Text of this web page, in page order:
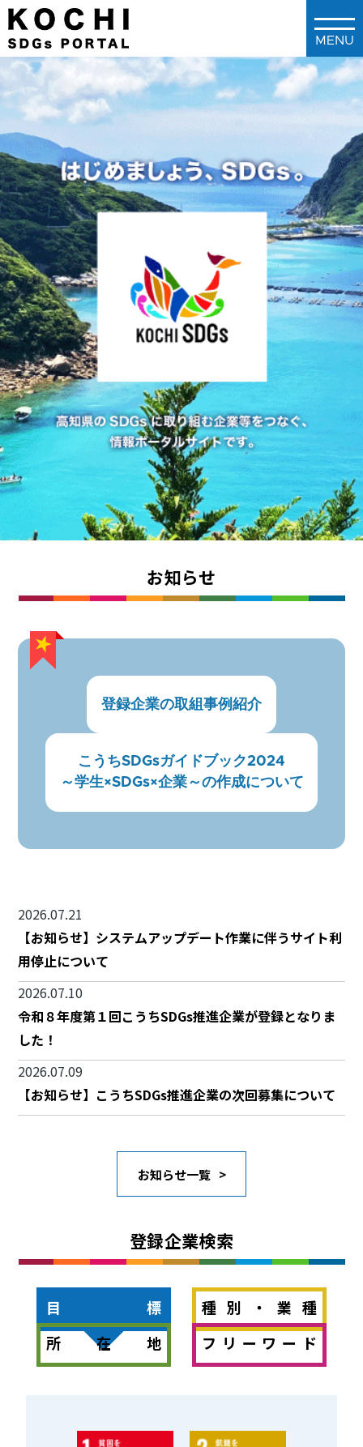
メインコンテンツに移動
お知らせ
登録企業の取組事例紹介
こうちSDGsガイドブック2024
～学生×SDGs×企業～の作成について
2026.07.21
【お知らせ】システムアップデート作業に伴うサイト利
用停止について
2026.07.10
令和８年度第１回こうちSDGs推進企業が登録となりま
した！
2026.07.09
【お知らせ】こうちSDGs推進企業の次回募集について
お知らせ一覧
登録企業検索
目標
種別・業種
所在地
フリーワード